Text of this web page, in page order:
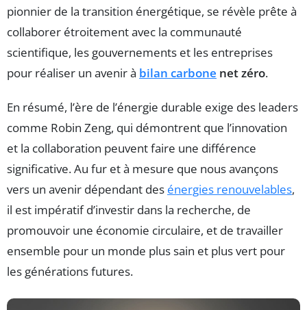
pionnier de la transition énergétique, se révèle prête à
collaborer étroitement avec la communauté
scientifique, les gouvernements et les entreprises
pour réaliser un avenir à bilan carbone net zéro.
En résumé, l’ère de l’énergie durable exige des leaders
comme Robin Zeng, qui démontrent que l’innovation
et la collaboration peuvent faire une différence
significative. Au fur et à mesure que nous avançons
vers un avenir dépendant des énergies renouvelables,
il est impératif d’investir dans la recherche, de
promouvoir une économie circulaire, et de travailler
ensemble pour un monde plus sain et plus vert pour
les générations futures.